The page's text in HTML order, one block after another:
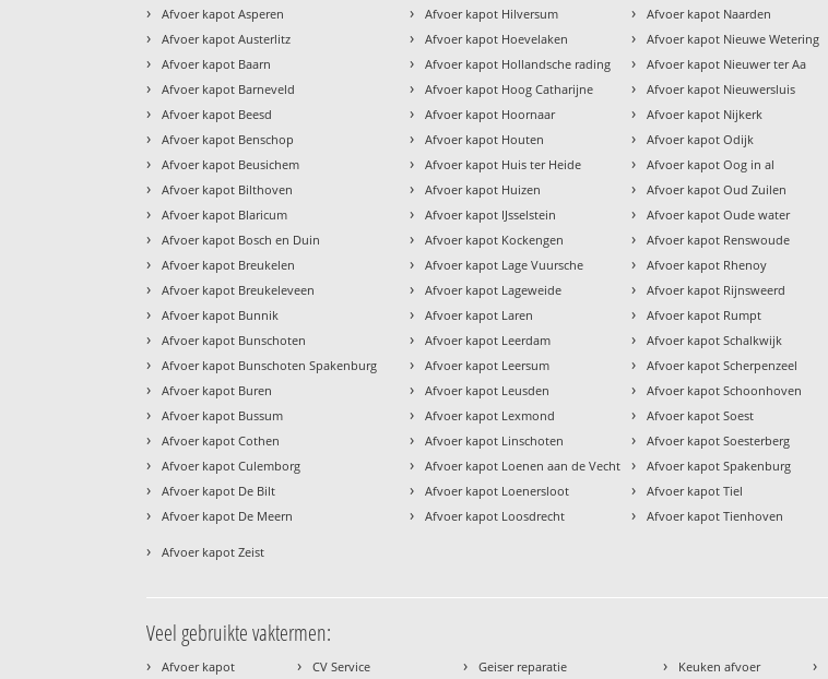
› Afvoer kapot Asperen
› Afvoer kapot Austerlitz
› Afvoer kapot Baarn
› Afvoer kapot Barneveld
› Afvoer kapot Beesd
› Afvoer kapot Benschop
› Afvoer kapot Beusichem
› Afvoer kapot Bilthoven
› Afvoer kapot Blaricum
› Afvoer kapot Bosch en Duin
› Afvoer kapot Breukelen
› Afvoer kapot Breukeleveen
› Afvoer kapot Bunnik
› Afvoer kapot Bunschoten
› Afvoer kapot Bunschoten Spakenburg
› Afvoer kapot Buren
› Afvoer kapot Bussum
› Afvoer kapot Cothen
› Afvoer kapot Culemborg
› Afvoer kapot De Bilt
› Afvoer kapot De Meern
› Afvoer kapot Hilversum
› Afvoer kapot Hoevelaken
› Afvoer kapot Hollandsche rading
› Afvoer kapot Hoog Catharijne
› Afvoer kapot Hoornaar
› Afvoer kapot Houten
› Afvoer kapot Huis ter Heide
› Afvoer kapot Huizen
› Afvoer kapot IJsselstein
› Afvoer kapot Kockengen
› Afvoer kapot Lage Vuursche
› Afvoer kapot Lageweide
› Afvoer kapot Laren
› Afvoer kapot Leerdam
› Afvoer kapot Leersum
› Afvoer kapot Leusden
› Afvoer kapot Lexmond
› Afvoer kapot Linschoten
› Afvoer kapot Loenen aan de Vecht
› Afvoer kapot Loenersloot
› Afvoer kapot Loosdrecht
› Afvoer kapot Naarden
› Afvoer kapot Nieuwe Wetering
› Afvoer kapot Nieuwer ter Aa
› Afvoer kapot Nieuwersluis
› Afvoer kapot Nijkerk
› Afvoer kapot Odijk
› Afvoer kapot Oog in al
› Afvoer kapot Oud Zuilen
› Afvoer kapot Oude water
› Afvoer kapot Renswoude
› Afvoer kapot Rhenoy
› Afvoer kapot Rijnsweerd
› Afvoer kapot Rumpt
› Afvoer kapot Schalkwijk
› Afvoer kapot Scherpenzeel
› Afvoer kapot Schoonhoven
› Afvoer kapot Soest
› Afvoer kapot Soesterberg
› Afvoer kapot Spakenburg
› Afvoer kapot Tiel
› Afvoer kapot Tienhoven
› Afvoer kapot Zeist
Veel gebruikte vaktermen:
› Afvoer kapot › CV Service › Geiser reparatie › Keuken afvoer ›